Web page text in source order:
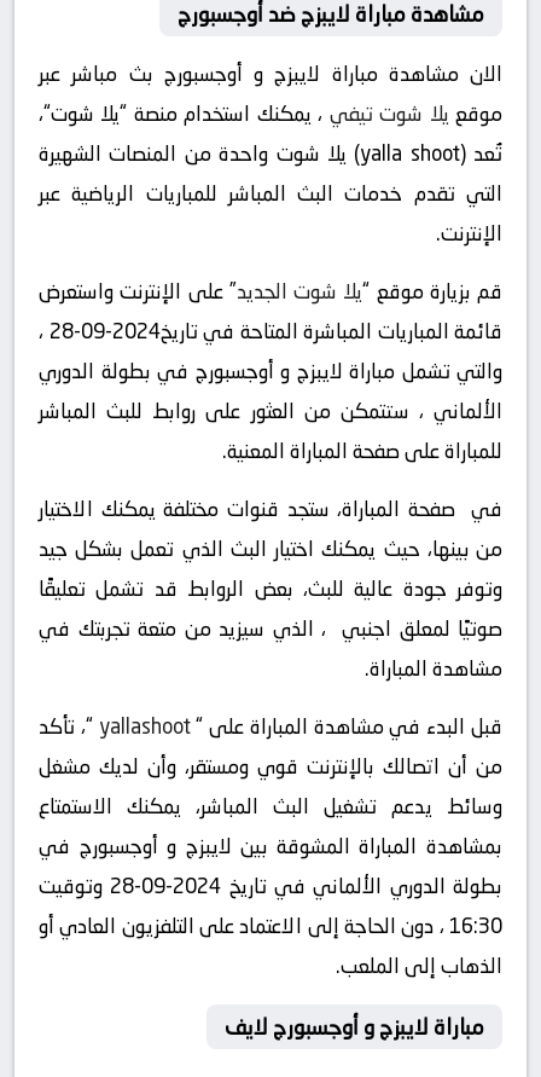
مشاهدة مباراة لايبزج ضد أوجسبورج
الان مشاهدة مباراة لايبزج و أوجسبورج بث مباشر عبر
موقع يلا شوت تيفي ، يمكنك استخدام منصة “يلا شوت“،
تُعد (yalla shoot) يلا شوت واحدة من المنصات الشهيرة
التي تقدم خدمات البث المباشر للمباريات الرياضية عبر
الإنترنت.
قم بزيارة موقع “يلا شوت الجديد” على الإنترنت واستعرض
قائمة المباريات المباشرة المتاحة في تاريخ2024-09-28 ،
والتي تشمل مباراة لايبزج و أوجسبورج في بطولة الدوري
الألماني ، ستتمكن من العثور على روابط للبث المباشر
للمباراة على صفحة المباراة المعنية.
في صفحة المباراة، ستجد قنوات مختلفة يمكنك الاختيار
من بينها، حيث يمكنك اختيار البث الذي تعمل بشكل جيد
وتوفر جودة عالية للبث، بعض الروابط قد تشمل تعليقًا
صوتيًا لمعلق اجنبي ، الذي سيزيد من متعة تجربتك في
مشاهدة المباراة.
قبل البدء في مشاهدة المباراة على “yallashoot
“، تأكد
من أن اتصالك بالإنترنت قوي ومستقر، وأن لديك مشغل
وسائط يدعم تشغيل البث المباشر، يمكنك الاستمتاع
بمشاهدة المباراة المشوقة بين لايبزج و أوجسبورج في
بطولة الدوري الألماني في تاريخ 2024-09-28 وتوقيت
16:30 ، دون الحاجة إلى الاعتماد على التلفزيون العادي أو
الذهاب إلى الملعب.
مباراة لايبزج و أوجسبورج لايف